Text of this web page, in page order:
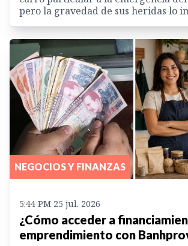
pero la gravedad de sus heridas lo
NEGOCIOS Y FINANZAS
5:44 PM 25 jul. 2026
¿Cómo acceder a
emprendimiento con